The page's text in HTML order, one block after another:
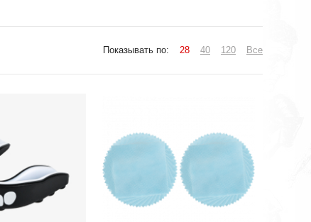
Показывать по: 28 40 120 Все